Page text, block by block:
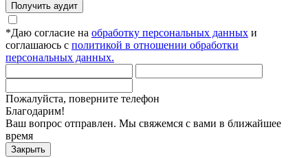
Получить аудит
*Даю согласие на обработку персональных данных и
соглашаюсь с политикой в отношении обработки
персональных данных.
Пожалуйста, поверните телефон
Благодарим!
Ваш вопрос отправлен. Мы свяжемся с вами в ближайшее
время
Закрыть